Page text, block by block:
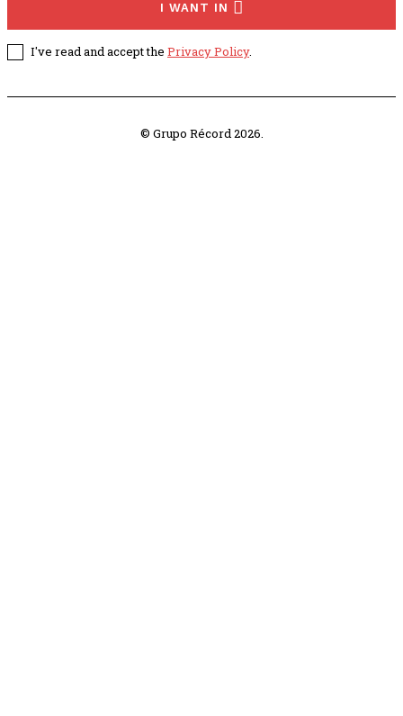
I WANT IN
I've read and accept the Privacy Policy.
© Grupo Récord 2026.